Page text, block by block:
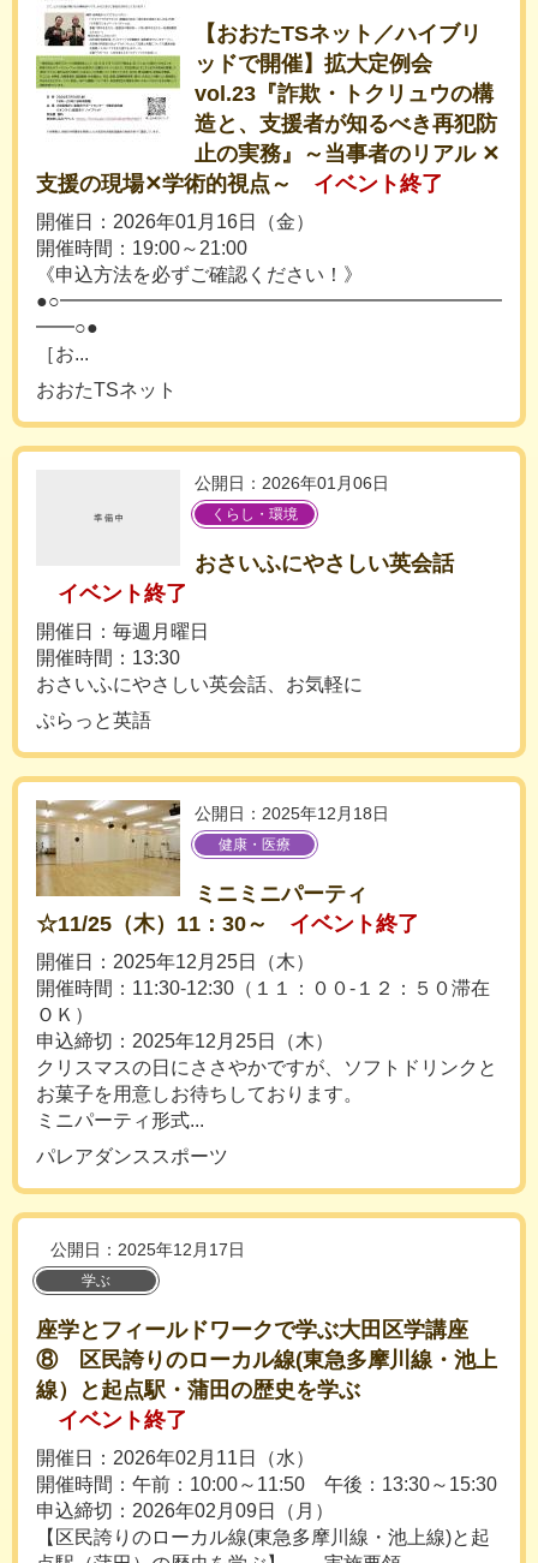
【おおたTSネット／ハイブリ
ッドで開催】拡大定例会
vol.23『詐欺・トクリュウの構
造と、支援者が知るべき再犯防
止の実務』～当事者のリアル ✕
支援の現場✕学術的視点～
イベント終了
開催日：2026年01月16日（金）
開催時間：19:00～21:00
《申込方法を必ずご確認ください！》
●○━━━━━━━━━━━━━━━━━━━━━━━
━━○●
［お...
おおたTSネット
公開日：2026年01月06日
くらし・環境
おさいふにやさしい英会話
イベント終了
開催日：毎週月曜日
開催時間：13:30
おさいふにやさしい英会話、お気軽に
ぷらっと英語
公開日：2025年12月18日
健康・医療
ミニミニパーティ
☆11/25（木）11：30～
イベント終了
開催日：2025年12月25日（木）
開催時間：11:30-12:30（１１：００-１２：５０滞在
ＯＫ）
申込締切：2025年12月25日（木）
クリスマスの日にささやかですが、ソフトドリンクと
お菓子を用意しお待ちしております。
ミニパーティ形式...
パレアダンススポーツ
公開日：2025年12月17日
学ぶ
座学とフィールドワークで学ぶ大田区学講座
⑧ 区民誇りのローカル線(東急多摩川線・池上
線）と起点駅・蒲田の歴史を学ぶ
イベント終了
開催日：2026年02月11日（水）
開催時間：午前：10:00～11:50 午後：13:30～15:30
申込締切：2026年02月09日（月）
【区民誇りのローカル線(東急多摩川線・池上線)と起